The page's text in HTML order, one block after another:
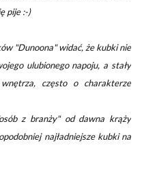
pije :-)
"Dunoona" widać, że kubki nie
ulubionego napoju, a stały
często o charakterze
z branży" od dawna krąży
najładniejsze kubki na